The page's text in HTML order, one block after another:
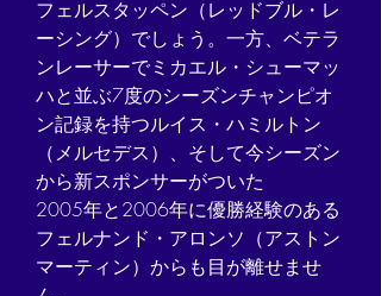
フェルスタッペン（レッドブル・レ
ーシング）でしょう。一方、ベテラ
ンレーサーでミカエル・シューマッ
ハと並ぶ7度のシーズンチャンピオ
ン記録を持つルイス・ハミルトン
（メルセデス）、そして今シーズン
から新スポンサーがついた
2005年と2006年に優勝経験のある
フェルナンド・アロンソ（アストン
マーティン）からも目が離せませ